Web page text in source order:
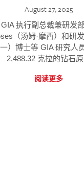
August 27, 2025
执行副总裁兼研发
（汤姆·摩西）和研
）博士等 GIA 研究人
2,488.32 克拉的钻石
阅读更多